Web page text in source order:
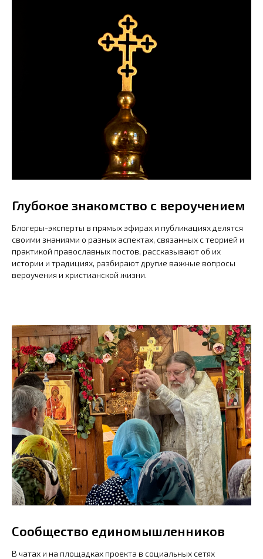
Глубокое знакомство с вероучением
Блогеры-эксперты в прямых эфирах и публикациях делятся
своими знаниями о разных аспектах, связанных с теорией и
практикой православных постов, рассказывают об их
истории и традициях, разбирают другие важные вопросы
вероучения и христианской жизни.
Сообщество единомышленников
В чатах и на площадках проекта в социальных сетях